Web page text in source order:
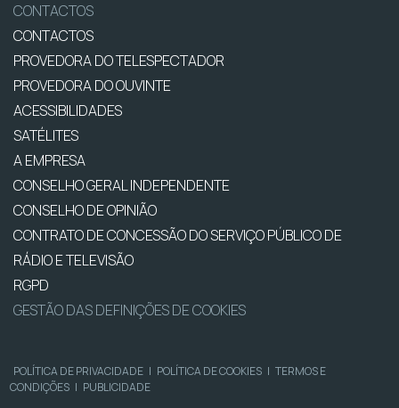
CONTACTOS
CONTACTOS
PROVEDORA DO TELESPECTADOR
PROVEDORA DO OUVINTE
ACESSIBILIDADES
SATÉLITES
A EMPRESA
CONSELHO GERAL INDEPENDENTE
CONSELHO DE OPINIÃO
CONTRATO DE CONCESSÃO DO SERVIÇO PÚBLICO DE
RÁDIO E TELEVISÃO
RGPD
GESTÃO DAS DEFINIÇÕES DE COOKIES
POLÍTICA DE PRIVACIDADE | POLÍTICA DE COOKIES | TERMOS E
CONDIÇÕES | PUBLICIDADE